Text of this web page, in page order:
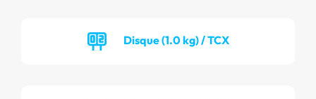
Disque (1.0 kg) / TCX